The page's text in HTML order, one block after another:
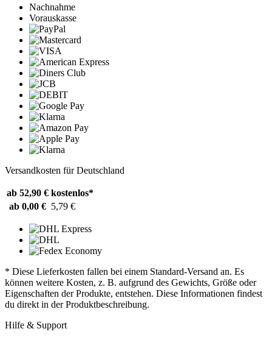
Nachnahme
Vorauskasse
Versandkosten für Deutschland
ab 52,90 € kostenlos*
ab 0,00 € 5,79 €
* Diese Lieferkosten fallen bei einem Standard-Versand an. Es
können weitere Kosten, z. B. aufgrund des Gewichts, Größe oder
Eigenschaften der Produkte, entstehen. Diese Informationen findest
du direkt in der Produktbeschreibung.
Hilfe & Support